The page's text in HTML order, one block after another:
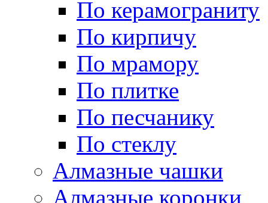
По керамограниту
По кирпичу
По мрамору
По плитке
По песчанику
По стеклу
Алмазные чашки
Алмазные коронки